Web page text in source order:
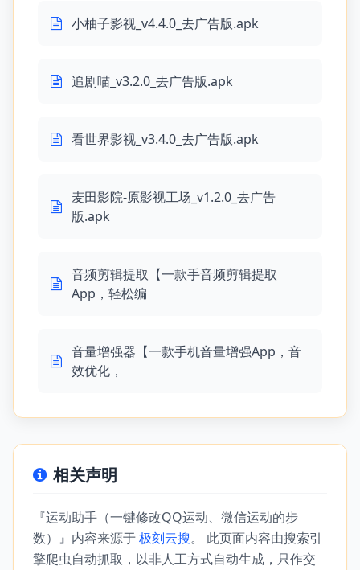
小柚子影视_v4.4.0_去广告版.apk
追剧喵_v3.2.0_去广告版.apk
看世界影视_v3.4.0_去广告版.apk
麦田影院-原影视工场_v1.2.0_去广告
版.apk
音频剪辑提取【一款手音频剪辑提取
App，轻松编
音量增强器【一款手机音量增强App，音
效优化，
相关声明
『运动助手（一键修改QQ运动、微信运动的步
数）』内容来源于极刻云搜。 此页面内容由搜索引
擎爬虫自动抓取，以非人工方式自动生成，只作交